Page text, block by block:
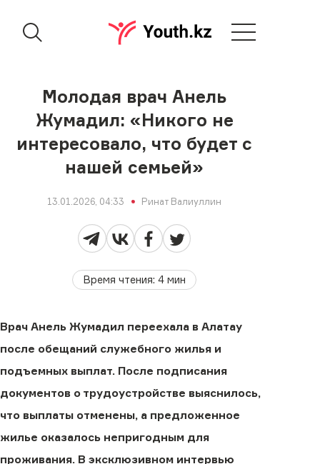
Молодая врач Анель
Жумадил: «Никого не
интересовало, что будет с
нашей семьей»
13.01.2026, 04:33 Ринат Валиуллин
Время чтения: 4мин
Врач Анель Жумадил переехала в Алатау
после обещаний служебного жилья и
подъемных выплат. После подписания
документов о трудоустройстве выяснилось,
что выплаты отменены, а предложенное
жилье оказалось непригодным для
проживания. В эксклюзивном интервью